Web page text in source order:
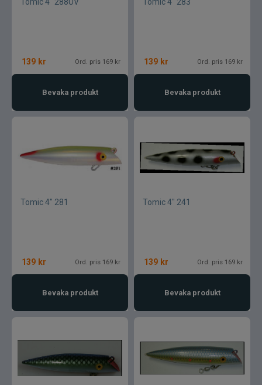
139 kr Ord. pris 169 kr
Bevaka produkt
139 kr Ord. pris 169 kr
Bevaka produkt
Tomic 4" 281
139 kr Ord. pris 169 kr
Bevaka produkt
Tomic 4" 241
139 kr Ord. pris 169 kr
Bevaka produkt